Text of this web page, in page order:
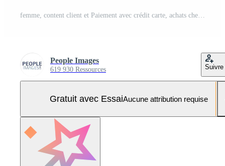
femme, content client et Paiement avec crédit carte, achats check-out et mode magasin. comptoir, Vêtements sac et achat de boutique, sourire pour remise et acheter designer marque à vente au détail boutique Photo Pro
People Images
619 930 Ressources Suivre
Gratuit avec EssaiAucune attribution requise